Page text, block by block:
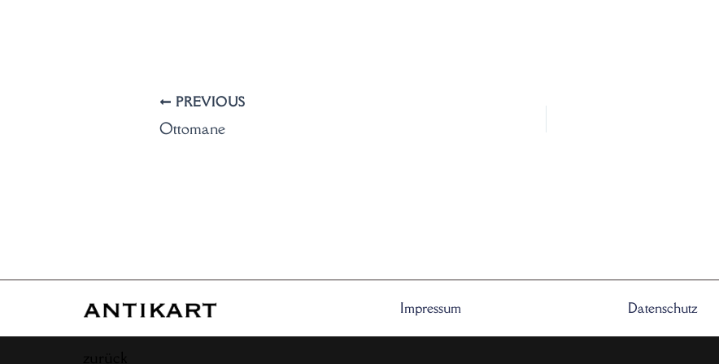
PREVIOUS
Ottomane
Impressum Datenschutz